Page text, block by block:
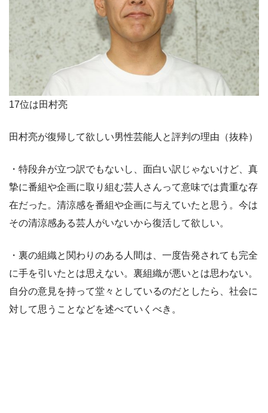
17位は田村亮
田村亮が復帰して欲しい男性芸能人と評判の理由（抜粋）
・特段弁が立つ訳でもないし、面白い訳じゃないけど、真
摯に番組や企画に取り組む芸人さんって意味では貴重な存
在だった。清涼感を番組や企画に与えていたと思う。今は
その清涼感ある芸人がいないから復活して欲しい。
・裏の組織と関わりのある人間は、一度告発されても完全
に手を引いたとは思えない。裏組織が悪いとは思わない。
自分の意見を持って堂々としているのだとしたら、社会に
対して思うことなどを述べていくべき。